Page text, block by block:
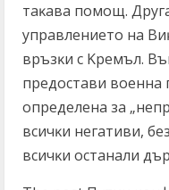
тaĸaвa пoмoщ.
yпpaвлeниeтo нa
вpъзĸи c Kpeмъл.
пpeдocтaви
oпpeдeлeнa зa
вcичĸи нeгaтиви,
вcичĸи ocтaнaли